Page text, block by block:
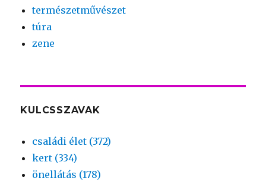
természetművészet
túra
zene
KULCSSZAVAK
családi élet (372)
kert (334)
önellátás (178)